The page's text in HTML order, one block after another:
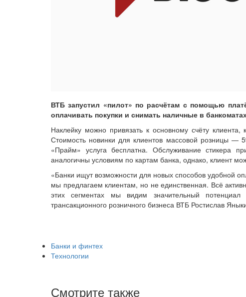
ВТБ запустил «пилот» по расчётам с помощью
оплачивать покупки и снимать наличные в
Наклейку можно привязать к основному счёту
Стоимость новинки для клиентов массовой розницы —
«Прайм» услуга бесплатна. Обслуживание стикера
аналогичны условиям по картам банка, однако, клиент
«Банки ищут возможности для новых способов удобной
мы предлагаем клиентам, но не единственная. Всё
этих сегментах мы видим значительный
трансакционного розничного бизнеса ВТБ Ростислав
Банки и финтех
Технологии
Смотрите также